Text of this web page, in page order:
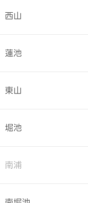
西山
蓮池
東山
堀池
南浦